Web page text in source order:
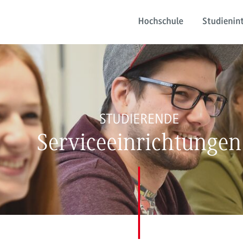
Hochschule
STUDIERENDE
Serviceeinrichtungen